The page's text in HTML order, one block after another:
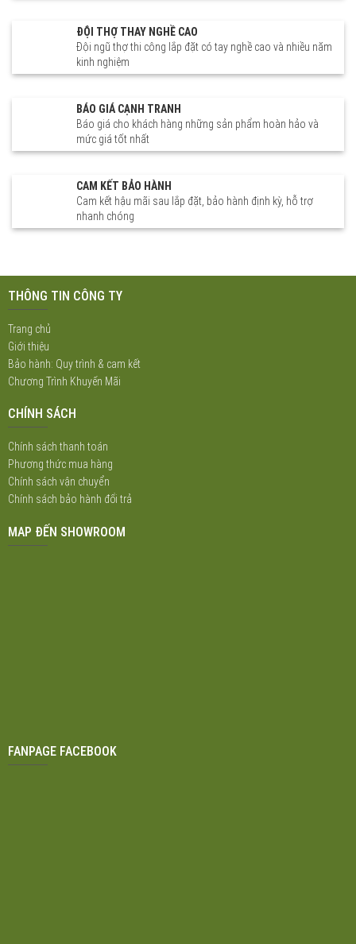
ĐỘI THỢ THAY NGHỀ CAO
Đội ngũ thợ thi công lắp đặt có tay nghề cao và nhiều năm
kinh nghiệm
BÁO GIÁ CẠNH TRANH
Báo giá cho khách hàng những sản phẩm hoàn hảo và
mức giá tốt nhất
CAM KẾT BẢO HÀNH
Cam kết hậu mãi sau lắp đặt, bảo hành định kỳ, hỗ trợ
nhanh chóng
THÔNG TIN CÔNG TY
Trang chủ
Giới thiệu
Bảo hành: Quy trình & cam kết
Chương Trình Khuyến Mãi
CHÍNH SÁCH
Chính sách thanh toán
Phương thức mua hàng
Chính sách vận chuyển
Chính sách bảo hành đổi trả
MAP ĐẾN SHOWROOM
FANPAGE FACEBOOK